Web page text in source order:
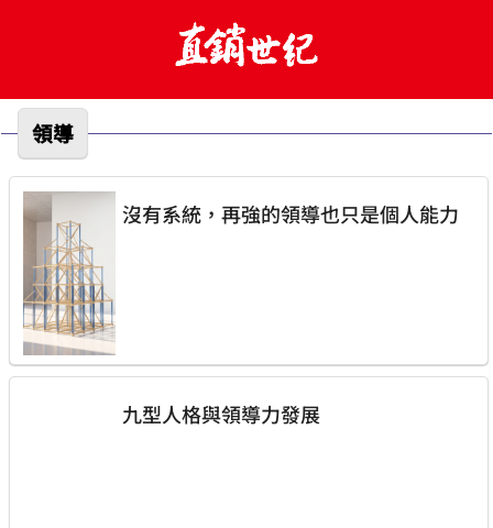
領導
沒有系統，再強的領導也只是個人能力
九型人格與領導力發展